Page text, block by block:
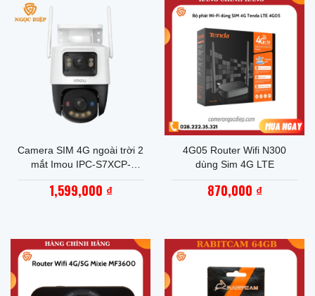
Camera SIM 4G ngoài trời 2
mắt Imou IPC-S7XCP-
6M1TED-EU 6.0MP-4G
1,599,000 ₫
4G05 Router Wifi N300
dùng Sim 4G LTE
870,000 ₫